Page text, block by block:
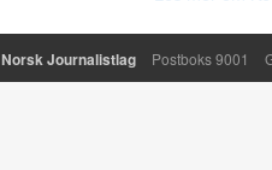
Norsk Journalistlag Postboks 9001